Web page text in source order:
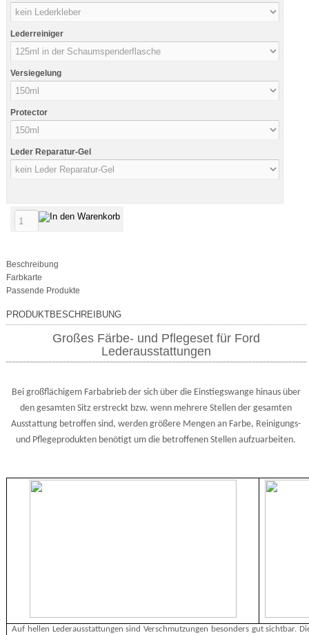
Lederreiniger
Versiegelung
Protector
Leder Reparatur-Gel
Beschreibung
Farbkarte
Passende Produkte
PRODUKTBESCHREIBUNG
Großes Färbe- und Pflegeset für Ford
Lederausstattungen
Bei großflächigem Farbabrieb der sich über die Einstiegswange hinaus über
den gesamten Sitz erstreckt bzw. wenn mehrere Stellen der gesamten
Ausstattung betroffen sind, werden größere Mengen an Farbe, Reinigungs-
und Pflegeprodukten benötigt um die betroffenen Stellen aufzuarbeiten.
Auf hellen Lederausstattungen sind Verschmutzungen besonders gut sichtbar.